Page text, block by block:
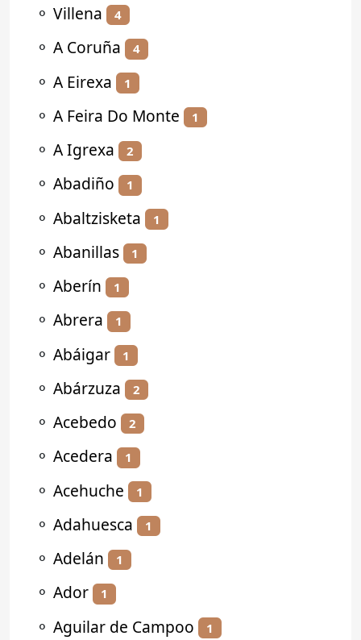
⚬ Villena 4
⚬ A Coruña 4
⚬ A Eirexa 1
⚬ A Feira Do Monte 1
⚬ A Igrexa 2
⚬ Abadiño 1
⚬ Abaltzisketa 1
⚬ Abanillas 1
⚬ Aberín 1
⚬ Abrera 1
⚬ Abáigar 1
⚬ Abárzuza 2
⚬ Acebedo 2
⚬ Acedera 1
⚬ Acehuche 1
⚬ Adahuesca 1
⚬ Adelán 1
⚬ Ador 1
⚬ Aguilar de Campoo 1